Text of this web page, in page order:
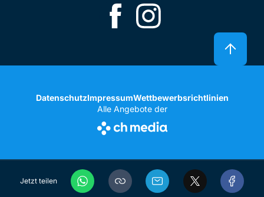
Jetzt teilen
DatenschutzImpressumWettbewerbsrichtlinien
Alle Angebote der